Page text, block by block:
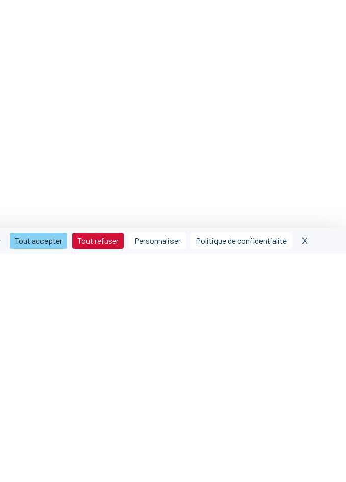
Tout accepter Tout refuser Personnaliser Politique de confidentialité X